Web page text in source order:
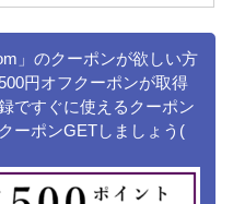
」のクーポンが欲しい方
円オフクーポンが取得
ですぐに使えるクーポン
ーポンGETしましょう(